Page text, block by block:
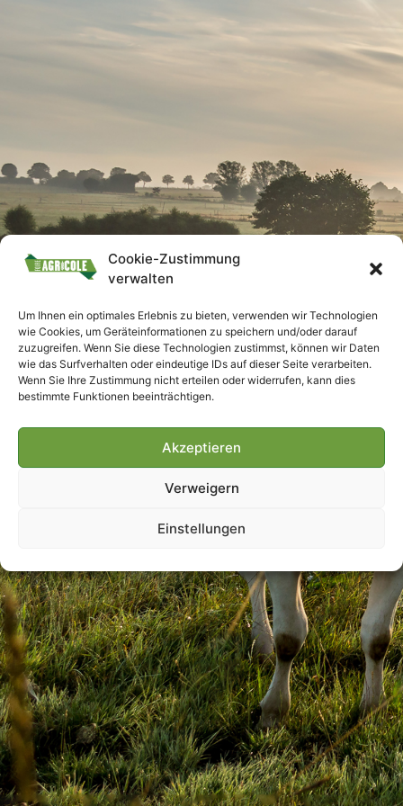
Cookie-Zustimmung
verwalten
Um Ihnen ein optimales Erlebnis zu bieten, verwenden wir Technologien
wie Cookies, um Geräteinformationen zu speichern und/oder darauf
zuzugreifen. Wenn Sie diese Technologien zustimmst, können wir Daten
wie das Surfverhalten oder eindeutige IDs auf dieser Seite verarbeiten.
Wenn Sie Ihre Zustimmung nicht erteilen oder widerrufen, kann dies
bestimmte Funktionen beeinträchtigen.
Akzeptieren
Verweigern
Einstellungen
Villmools Merci! Bis nächst
Joer!